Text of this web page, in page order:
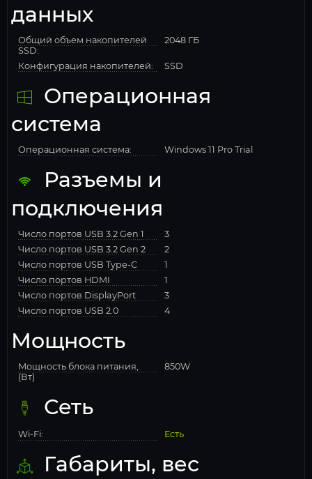
данных
Общий объем накопителей
SSD:
2048 ГБ
Конфигурация накопителей: SSD
Операционная
система
Операционная система: Windows 11 Pro Trial
Разъемы и
подключения
Число портов USB 3.2 Gen 1
3
Число портов USB 3.2 Gen 2
2
Число портов USB Type-C
1
Число портов HDMI
1
Число портов DisplayPort
3
Число портов USB 2.0
4
Мощность
Мощность блока питания,
(Вт)
850W
Сеть
Wi-Fi: Есть
Габариты, вес